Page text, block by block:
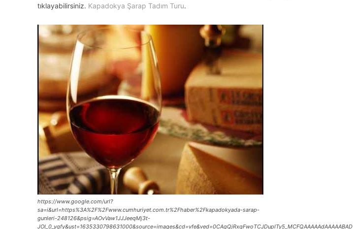
tıklayabilirsiniz. Kapadokya Şarap Tadım Turu.
https://www.google.com/url?
sa=i&url=https%3A%2F%2Fwww.cumhuriyet.com.tr%2Fhaber%2Fkapadokyada-sarap-
gunleri-248126&psig=AOvVaw1JJJeeqMj3t-
JOI_0_yqfy&ust=1635330798631000&source=images&cd=vfe&ved=0CAgQjRxqFwoTCJDupITy5_MCFQAAAAAdAAAAABAD